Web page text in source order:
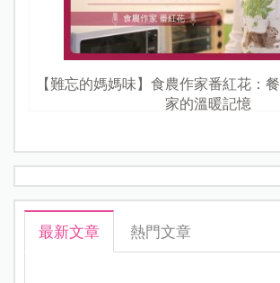
【難忘的媽媽味】食農作家番紅花：
家的溫暖記憶
最新文章 熱門文章